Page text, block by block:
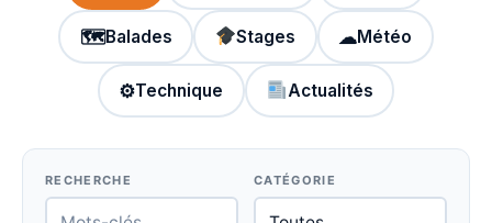
🗺Balades Stages ☁Météo
⚙Technique Actualités
RECHERCHE CATÉGORIE